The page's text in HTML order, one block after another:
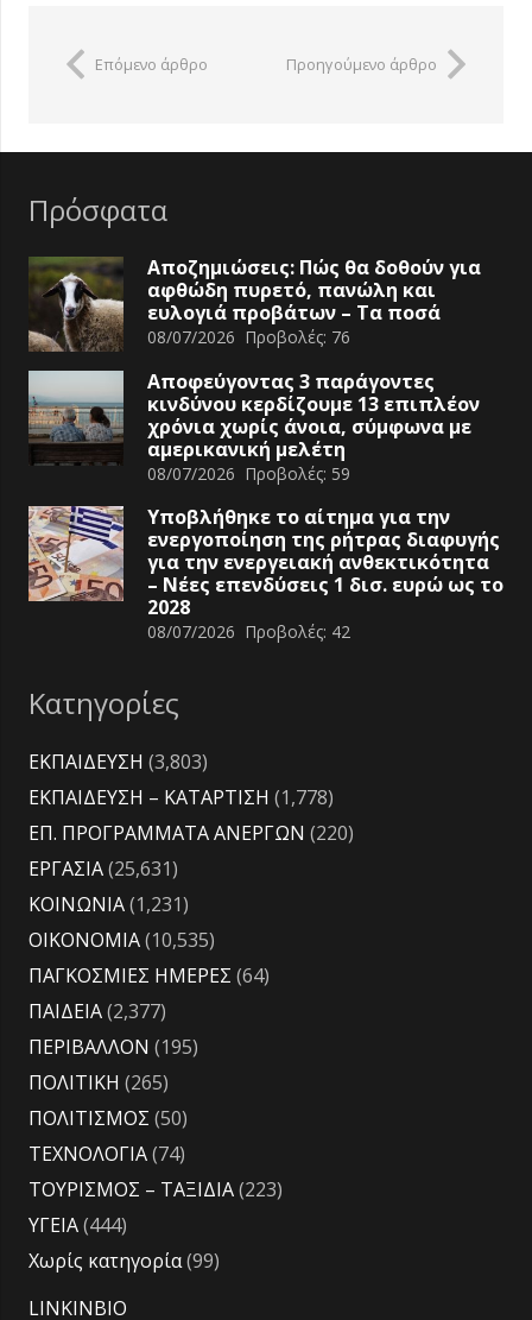
Επόμενο άρθρο Προηγούμενο άρθρο
Πρόσφατα
Αποζημιώσεις: Πώς θα δοθούν για
αφθώδη πυρετό, πανώλη και
ευλογιά προβάτων – Τα ποσά
08/07/2026 Προβολές: 76
Αποφεύγοντας 3 παράγοντες
κινδύνου κερδίζουμε 13 επιπλέον
χρόνια χωρίς άνοια, σύμφωνα με
αμερικανική μελέτη
08/07/2026 Προβολές: 59
Υποβλήθηκε το αίτημα για την
ενεργοποίηση της ρήτρας διαφυγής
για την ενεργειακή ανθεκτικότητα
– Νέες επενδύσεις 1 δισ. ευρώ ως το
2028
08/07/2026 Προβολές: 42
Κατηγορίες
ΕΚΠΑΙΔΕΥΣΗ (3,803)
ΕΚΠΑΙΔΕΥΣΗ – ΚΑΤΑΡΤΙΣΗ (1,778)
ΕΠ. ΠΡΟΓΡΑΜΜΑΤΑ ΑΝΕΡΓΩΝ (220)
ΕΡΓΑΣΙΑ(25,631)
ΚΟΙΝΩΝΙΑ(1,231)
ΟΙΚΟΝΟΜΙΑ(10,535)
ΠΑΓΚΟΣΜΙΕΣ ΗΜΕΡΕΣ (64)
ΠΑΙΔΕΙΑ(2,377)
ΠΕΡΙΒΑΛΛΟΝ (195)
ΠΟΛΙΤΙΚΗ (265)
ΠΟΛΙΤΙΣΜΟΣ (50)
ΤΕΧΝΟΛΟΓΙΑ(74)
ΤΟΥΡΙΣΜΟΣ – ΤΑΞΙΔΙΑ(223)
ΥΓΕΙΑ(444)
Χωρίς κατηγορία(99)
LINKINBIO